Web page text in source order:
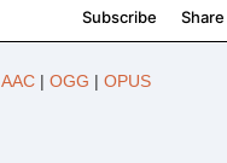
AAC | OGG | OPUS